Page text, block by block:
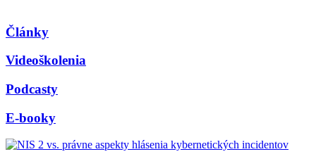
Články
Videoškolenia
Podcasty
E-booky